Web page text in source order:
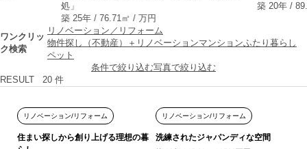
処」
築 25年 / 76.71㎡ / 万円
築 20年 /
ワンクリッ
ク検索
リノベーション／リフォーム
物件探し（不動産）＋リノベーションマンションふたり暮らし
ペット
条件で絞り込む写真で絞り込む
RESULT
20 件
リノベーション/リフォーム
住まい探しから創り上げる理想の暮
リノベーション/リフォーム
洗練されたジャパンディな空間